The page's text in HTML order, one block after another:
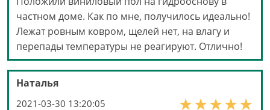
частном доме. Как по мне, получилось идеально!
Лежат ровным ковром, щелей нет, на влагу и
перепады температуры не реагируют. Отлично!
Наталья
2021-03-30 13:20:05